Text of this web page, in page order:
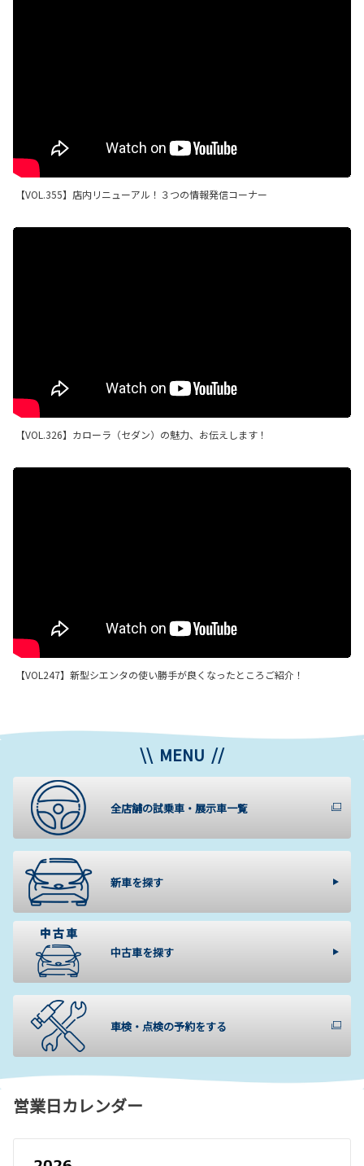
【VOL.355】店内リニューアル！３つの情報発信コーナー
【VOL.326】カローラ（セダン）の魅力、お伝えします！
【VOL247】新型シエンタの使い勝手が良くなったところご紹介！
\\ MENU //
全店舗の試乗車・展示車一覧
新車を探す
中古車を探す
車検・点検の予約をする
営業日カレンダー